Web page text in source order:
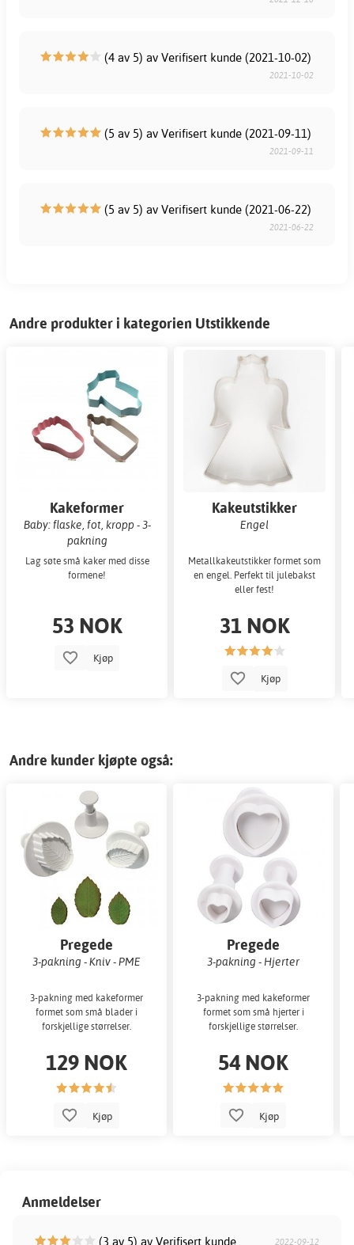
(4 av 5) av Verifisert kunde (2021-10-02)
2021-10-02
(5 av 5) av Verifisert kunde (2021-09-11)
2021-09-11
(5 av 5) av Verifisert kunde (2021-06-22)
2021-06-22
Andre produkter i kategorien Utstikkende
Kakeformer
Baby: flaske, fot, kropp - 3-
pakning
Lag søte små kaker med disse
formene!
53 NOK
Kjøp
Kakeutstikker
Engel
Metallkakeutstikker formet som
en engel. Perfekt til julebakst
eller fest!
31 NOK
Kjøp
Andre kunder kjøpte også:
Pregede
kakeutstikkere
3-pakning - Kniv - PME
3-pakning med kakeformer
formet som små blader i
forskjellige størrelser.
129 NOK
Kjøp
Pregede
kakeutstikkere
3-pakning - Hjerter
3-pakning med kakeformer
formet som små hjerter i
forskjellige størrelser.
54 NOK
Kjøp
Anmeldelser
(3 av 5) av Verifisert kunde 2022-09-12